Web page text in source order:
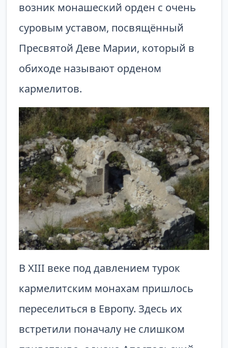
возник монашеский орден с очень
суровым уставом, посвящённый
Пресвятой Деве Марии, который в
обиходе называют орденом
кармелитов.
В XIII веке под давлением турок
кармелитским монахам пришлось
переселиться в Европу. Здесь их
встретили поначалу не слишком